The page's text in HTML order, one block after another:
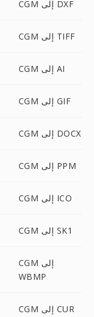
CGM إلى DXF
CGM إلى TIFF
CGM إلى AI
CGM إلى GIF
CGM إلى DOCX
CGM إلى PPM
CGM إلى ICO
CGM إلى SK1
CGM إلى
WBMP
CGM إلى CUR